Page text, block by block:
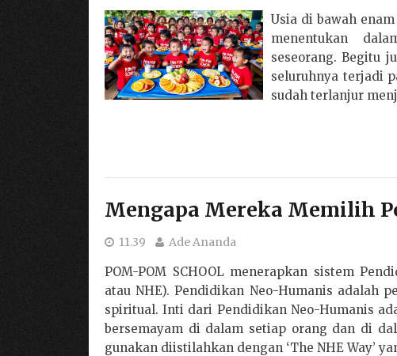
Usia di bawah
menentukan
seseorang. Begitu
seluruhnya terjadi
sudah terlanjur
Mengapa Mereka Memilih
11.39 Ade Ananda
POM-POM SCHOOL menerapkan sistem
atau NHE). Pendidikan Neo-Humanis adalah
spiritual. Inti dari Pendidikan Neo-Humanis
bersemayam di dalam setiap orang dan di
gunakan diistilahkan dengan ‘The NHE Way’